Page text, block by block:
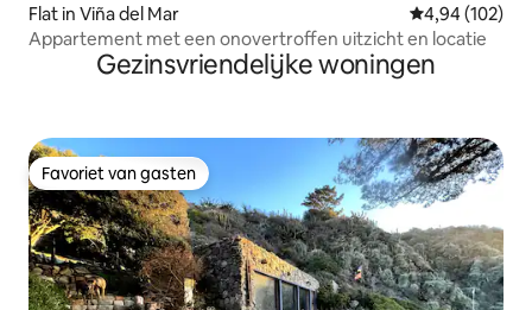
Flat in Viña del Mar Gemiddelde
4,94 (102)
Appartement met een onovertroffen uitzicht en locatie
Gezinsvriendelijke woningen
Favoriet van gasten
Favoriet van gasten